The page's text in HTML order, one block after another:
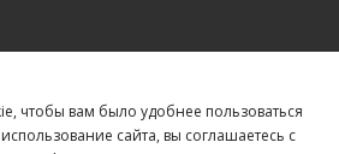
чтобы вам было удобнее пользоваться
сайта, вы соглашаетесь c